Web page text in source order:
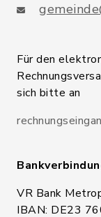
Für den
sich bitte an
VR Bank
IBAN: DE23